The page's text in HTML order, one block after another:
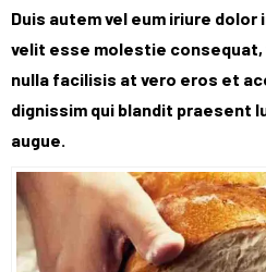
Duis autem vel eum iriure
velit esse molestie consequat,
nulla facilisis at vero eros et
dignissim qui blandit praesent
augue.